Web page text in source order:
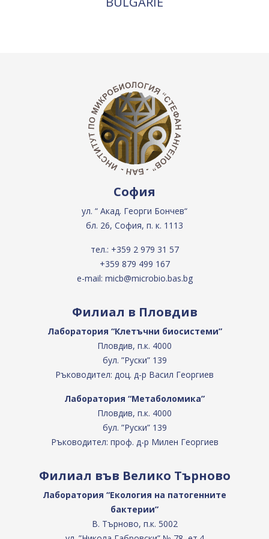
София
ул. “ Акад. Георги Бончев“
бл. 26, София, п. к. 1113
тел.: +359 2 979 31 57
+359 879 499 167
e-mail: micb@microbio.bas.bg
Филиал в Пловдив
Лаборатория “Клетъчни биосистеми”
Пловдив, п.к. 4000
бул. ”Руски” 139
Ръководител: доц. д-р Васил Георгиев
Лаборатория “Метаболомика”
Пловдив, п.к. 4000
бул. ”Руски” 139
Ръководител: проф. д-р Милен Георгиев
Филиал във Велико Търново
Лаборатория “Екология на патогенните
бактерии”
В. Търново, п.к. 5002